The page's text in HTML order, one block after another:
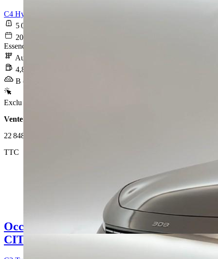
C4 Hybride 145 ch e-DCS6 Business
5 019 km
2025-11-12
Essence sans plomb
Automatique
4,8 l/100km
B (109 g/km)
Exclu Web
Vente 100% en ligne
22 848 €
TTC
Occasion
CITROEN C3